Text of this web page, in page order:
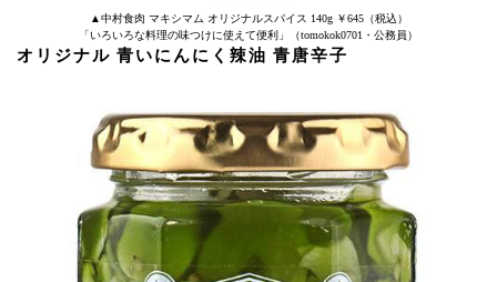
▲中村食肉 マキシマム オリジナルスパイス 140g ￥645（税込）
「いろいろな料理の味つけに使えて便利」（tomokok0701・公務員）
オリジナル 青いにんにく辣油 青唐辛子